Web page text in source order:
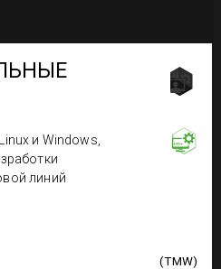
и Windows,
линий
(TMW)